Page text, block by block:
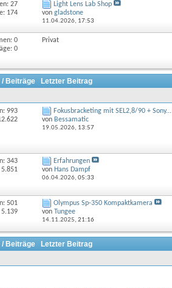
27
174
Light Lens Lab Shop
von gladstone
11.04.2026, 17:53
0
0
Privat
/ Beiträge
Letzter Beitrag
993
Fokusbracketing mit SEL2,8/90 + Sony...
von Bessamatic
19.05.2026, 13:57
343
Erfahrungen
von Hans Dampf
06.04.2026, 05:33
501
Olympus Sp-350 Kompaktkamera
von
Tungee
14.11.2025, 21:16
/ Beiträge
Letzter Beitrag